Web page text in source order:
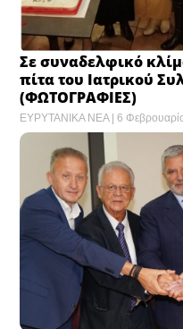
Σε συναδελφικό
πίτα του Ιατρικού
(ΦΩΤΟΓΡΑΦΙΕΣ)
ΕΥΡΥΤΑΝΙΚΑ ΝΕΑ 6